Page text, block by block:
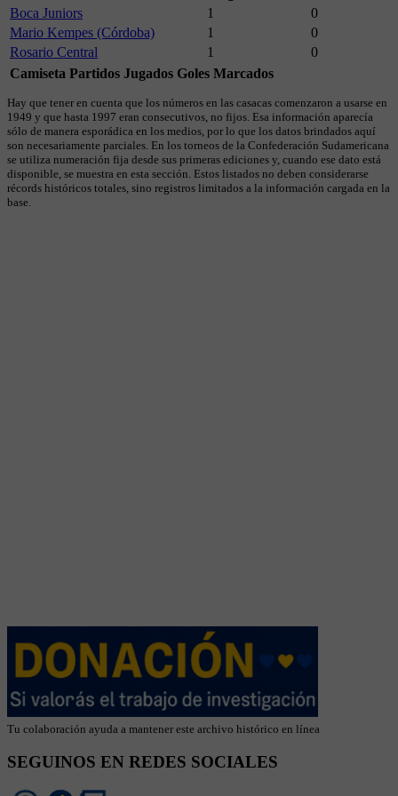
Boca Juniors
1
0
Mario Kempes (Córdoba)
1
0
Rosario Central
1
0
Camiseta Partidos Jugados Goles Marcados
Hay que tener en cuenta que los números en las casacas comenzaron a usarse en
1949 y que hasta 1997 eran consecutivos, no fijos. Esa información aparecía
sólo de manera esporádica en los medios, por lo que los datos brindados aquí
son necesariamente parciales. En los torneos de la Confederación Sudamericana
se utiliza numeración fija desde sus primeras ediciones y, cuando ese dato está
disponible, se muestra en esta sección. Estos listados no deben considerarse
récords históricos totales, sino registros limitados a la información cargada en la
base.
Tu colaboración ayuda a mantener este archivo histórico en línea
SEGUINOS EN REDES SOCIALES